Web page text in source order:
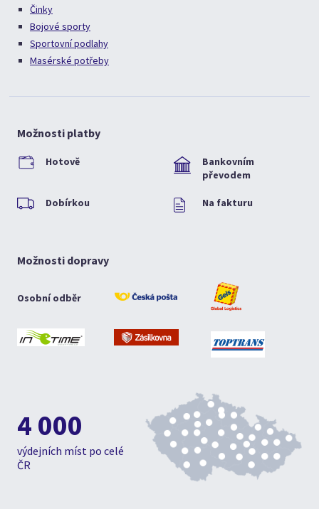
Činky
Bojové sporty
Sportovní podlahy
Masérské potřeby
Možnosti platby
Hotově
Bankovním
převodem
Dobírkou Na fakturu
Možnosti dopravy
Osobní odběr
4 000
výdejních míst po celé
ČR